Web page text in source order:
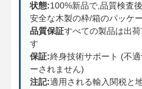
状態:100%新品で,品質検査
安全な木製の枠/箱のパッケ
品質保証すべての製品は出
す
保証:終身技術サポート (不
ーされません)
注記:適用される輸入関税と